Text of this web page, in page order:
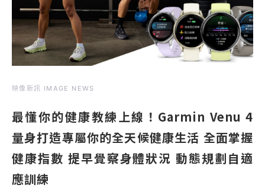
映像新訊 IMAGE NEWS
最懂你的健康教練上線！Garmin Venu 4
量身打造專屬你的全天候健康生活 全面掌握
健康指數 提早覺察身體狀況 動態規劃自適
應訓練